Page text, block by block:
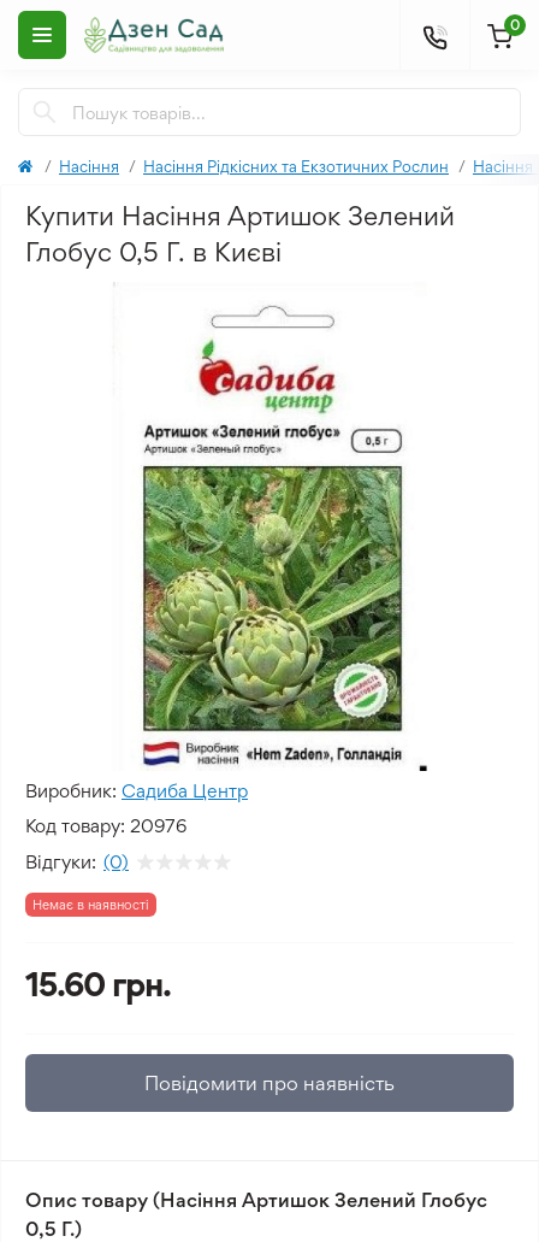
0
Насіння Насіння Рідкісних та Екзотичних Рослин
Купити Насіння Артишок Зелений
Глобус 0,5 Г. в Києві
Виробник: Садиба Центр
Код товару: 20976
Відгуки: (0)
Немає в наявності
15.60 грн.
Повідомити про наявність
Опис товару (Насіння Артишок Зелений Глобус
0,5 Г.)